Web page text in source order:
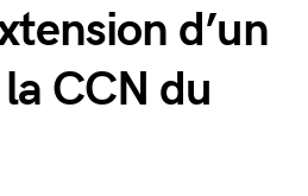
d’un
CCN du